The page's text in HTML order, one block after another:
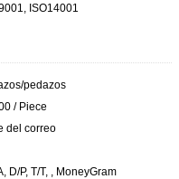
ISO14001
pedazos
/ Piece
del correo
D/P, T/T, , MoneyGram